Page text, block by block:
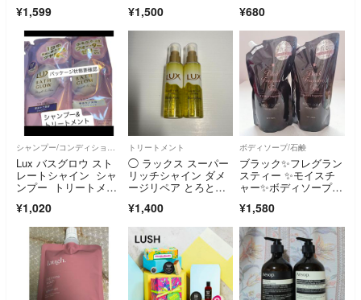
0ml lux
¥1,599 ¥1,500 ¥680
シャンプー/コンディショナーセット
Lux バスグロウ スト
レートシャイン シャ
ンプー トリートメン
¥1,020
トリートメント
◯ ラックス スーパー
リッチシャイン ダメ
ージリペア とろとろ
¥1,400
ボディソープ/石鹸
ブラック✨フレグラン
スティー ✨モイスチ
ャー✨ボディソープ✨
¥1,580